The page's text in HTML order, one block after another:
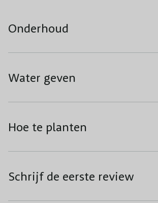
Onderhoud
Water geven
Hoe te planten
Schrijf de eerste review